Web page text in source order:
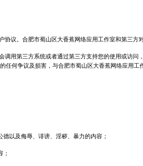
议。合肥市蜀山区大香蕉网络应用工作室和第三方
用第三方系统或者通过第三方支持您的使用或访
何争议及损害，与合肥市蜀山区大香蕉网络应用工
以及侮辱、诽谤、淫秽、暴力的内容；
；